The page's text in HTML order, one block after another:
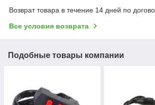
Возврат товара в течение 14 дней по
Все условия возврата
Подобные товары компании